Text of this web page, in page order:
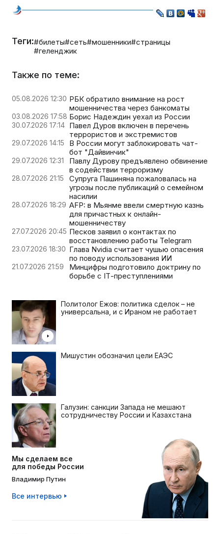
Теги:#билеты#сеть#мошенники#страницы
#геленджик
Также по теме:
05.08.2026 12:30 РБК обратило внимание на рост
мошенничества через банкоматы
03.08.2026 17:58 Борис Надеждин уехал из России
30.07.2026 17:14 Павел Дуров включен в перечень
террористов и экстремистов
29.07.2026 14:15
В России могут заблокировать чат-
бот "Дайвинчик"
29.07.2026 12:31
Павлу Дурову предъявлено обвинение
в содействии терроризму
28.07.2026 21:15
Супруга Пашиняна пожаловалась на
угрозы после публикаций о семейном
насилии
28.07.2026 18:29 AFP: в Мьянме ввели смертную казнь
для причастных к онлайн-
мошенничеству
27.07.2026 20:45 Песков заявил о контактах по
восстановлению работы Telegram
23.07.2026 18:30 Глава Nvidia считает чушью опасения
по поводу использования ИИ
21.07.2026 21:59
Минцифры подготовило доктрину по
борьбе с IТ-преступлениями
Политолог Ежов: политика сделок – не
универсальна, и с Ираном не работает
Мишустин обозначил цели ЕАЭС
Галузин: санкции Запада не мешают
сотрудничеству России и Казахстана
Мы сделаем все
для победы России
Владимир Путин
Все интервью